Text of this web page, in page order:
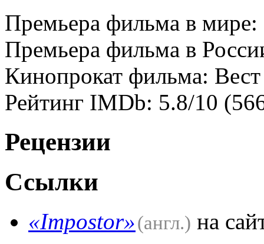
Премьера фильма в мире:
Премьера фильма в
Кинопрокат фильма: Вест
Рейтинг IMDb: 5.8/10
Рецензии
Ссылки
«Impostor»(англ.) на